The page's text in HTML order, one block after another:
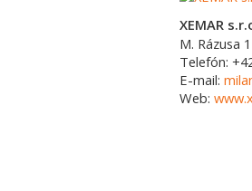
XEMAR
M. Rázusa
Telefón:
E-mail:
Web: